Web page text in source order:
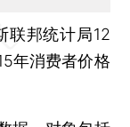
邦统计局12
年消费者价格